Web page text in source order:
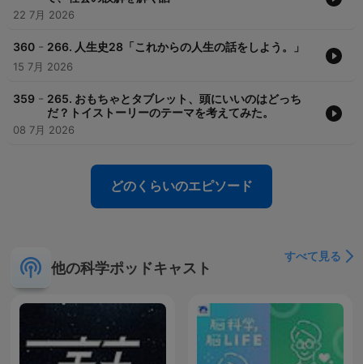
22 7月 2026
360 - 266. 人生史28「これからの人生の話をしよう。」
15 7月 2026
359 - 265. おもちゃとタブレット、頭にいいのはどっち
だ？トイストーリーのテーマを考えてみた。
08 7月 2026
どのくらいのエピソード
他の科学ポッドキャスト
すべて見る